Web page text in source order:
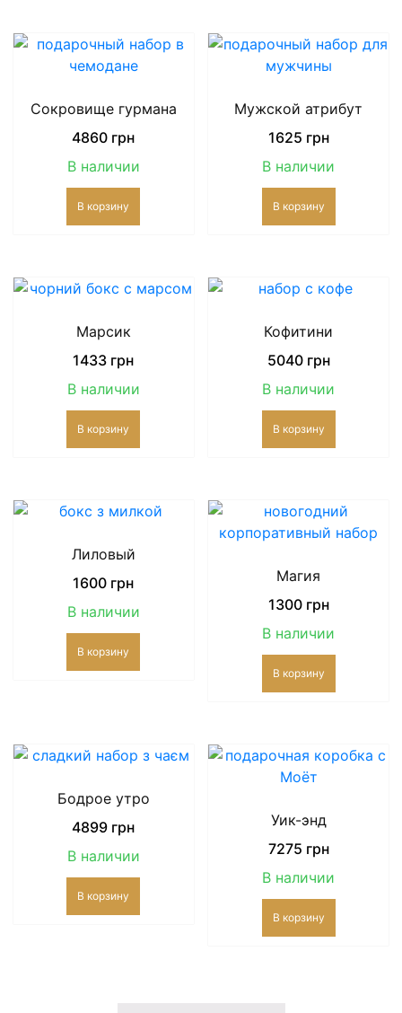
Сокровище гурмана
4860 грн
В наличии
В корзину
Мужской атрибут
1625 грн
В наличии
В корзину
Марсик
1433 грн
В наличии
В корзину
Кофитини
5040грн
В наличии
В корзину
Лиловый
1600 грн
В наличии
В корзину
Магия
1300грн
В наличии
В корзину
Бодрое утро
4899 грн
В наличии
В корзину
Уик-энд
7275 грн
В наличии
В корзину